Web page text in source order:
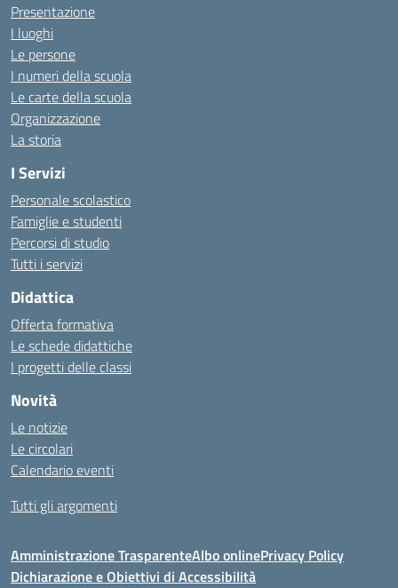
Presentazione
I luoghi
Le persone
I numeri della scuola
Le carte della scuola
Organizzazione
La storia
I Servizi
Personale scolastico
Famiglie e studenti
Percorsi di studio
Tutti i servizi
Didattica
Offerta formativa
Le schede didattiche
I progetti delle classi
Novità
Le notizie
Le circolari
Calendario eventi
Tutti gli argomenti
Amministrazione TrasparenteAlbo onlinePrivacy Policy
Dichiarazione e Obiettivi di Accessibilità